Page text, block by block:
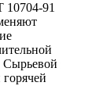
10704-91
Сырьевой